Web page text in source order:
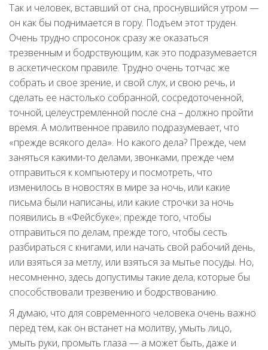
Так и человек, вставший от сна, проснувшийся утром —
он как бы поднимается в гору. Подъем этот труден.
Очень трудно спросонок сразу же оказаться
трезвенным и бодрствующим, как это подразумевается
в аскетическом правиле. Трудно очень тотчас же
собрать и свое зрение, и свой слух, и свою речь, и
сделать ее настолько собранной, сосредоточенной,
точной, целеустремленной после сна – должно пройти
время. А молитвенное правило подразумевает, что
«прежде всякого дела». Но какого дела? Прежде, чем
заняться какими-то делами, звонками, прежде чем
отправиться к компьютеру и посмотреть, что
изменилось в новостях в мире за ночь, или какие
письма были написаны, или какие строчки за ночь
появились в «Фейсбуке»; прежде того, чтобы
отправиться по делам, прежде того, чтобы сесть
разбираться с книгами, или начать свой рабочий день,
или взяться за метлу, или взяться за мытье посуды. Но,
несомненно, здесь допустимы такие дела, которые бы
способствовали трезвению и бодрствованию.
Я думаю, что для современного человека очень важно
перед тем, как он встанет на молитву, умыть лицо,
умыть руки, промыть глаза — а может быть, даже и